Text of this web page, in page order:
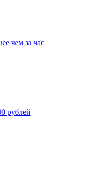
чем за час
рублей